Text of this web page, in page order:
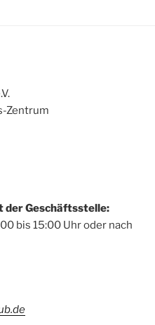
Zentrum
der Geschäftsstelle:
bis 15:00 Uhr oder nach